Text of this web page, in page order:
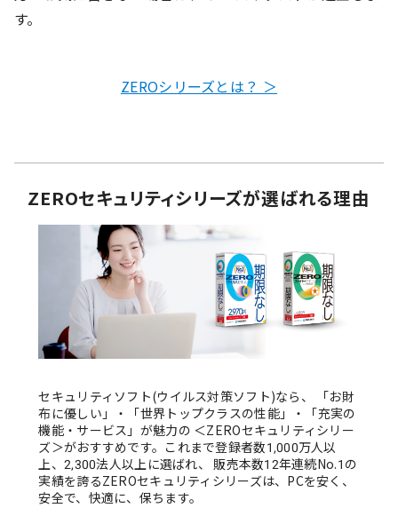
す。
ZEROシリーズとは？ ＞
ZEROセキュリティシリーズが選ばれる理由
セキュリティソフト(ウイルス対策ソフト)なら、
「お財
布に優しい」・「世界トップクラスの性能」・「充実の
機能・サービス」が魅力の ＜ZEROセキュリティシリー
ズ＞がおすすめです。 これまで登録者数1,000万人以
上、2,300法人以上に選ばれ、
販売本数12年連続No.1の
実績を誇るZEROセキュリティシリーズは、PCを安く、
安全で、快適に、保ちます。